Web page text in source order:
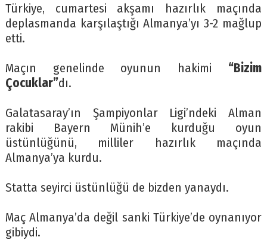
Türkiye, cumartesi akşamı hazırlık maçında
deplasmanda karşılaştığı Almanya’yı 3-2 mağlup
etti.
Maçın genelinde oyunun hakimi “Bizim
Çocuklar”dı.
Galatasaray’ın Şampiyonlar Ligi’ndeki Alman
rakibi Bayern Münih’e kurduğu oyun
üstünlüğünü, milliler hazırlık maçında
Almanya’ya kurdu.
Statta seyirci üstünlüğü de bizden yanaydı.
Maç Almanya’da değil sanki Türkiye’de oynanıyor
gibiydi.